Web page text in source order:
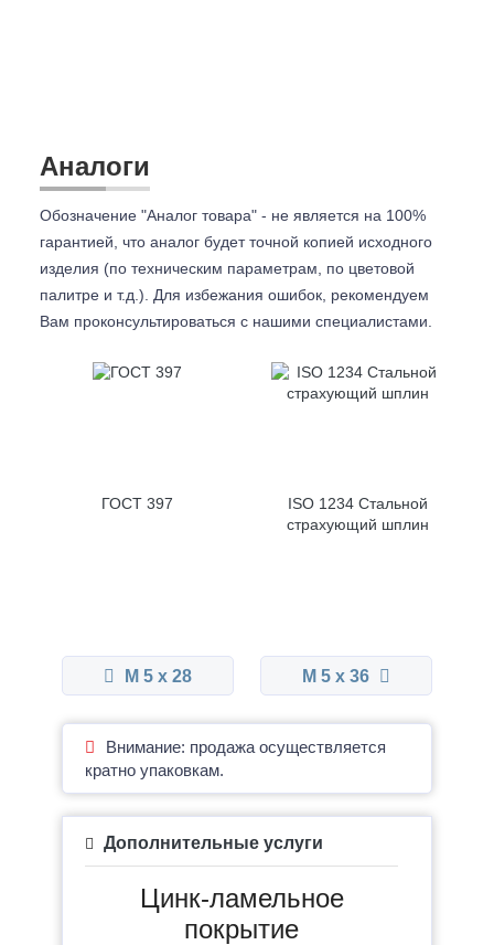
Аналоги
Обозначение "Аналог товара" - не является на 100%
гарантией, что аналог будет точной копией исходного
изделия (по техническим параметрам, по цветовой
палитре и т.д.). Для избежания ошибок, рекомендуем
Вам проконсультироваться с нашими специалистами.
ГОСТ 397
ISO 1234 Стальной
страхующий шплин
М 5 x 28 М 5 x 36
Внимание: продажа осуществляется
кратно упаковкам.
Дополнительные услуги
Цинк-ламельное
покрытие